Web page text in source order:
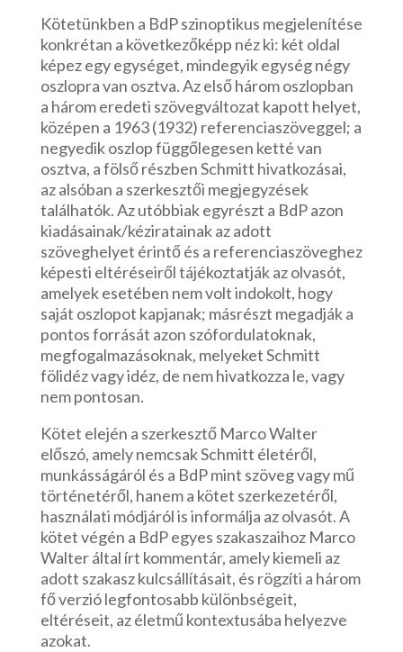
Kötetünkben a BdP szinoptikus megjelenítése
konkrétan a következőképp néz ki: két oldal
képez egy egységet, mindegyik egység négy
oszlopra van osztva. Az első három oszlopban
a három eredeti szövegváltozat kapott helyet,
középen a 1963 (1932) referenciaszöveggel; a
negyedik oszlop függőlegesen ketté van
osztva, a fölső részben Schmitt hivatkozásai,
az alsóban a szerkesztői megjegyzések
találhatók. Az utóbbiak egyrészt a BdP azon
kiadásainak/kéziratainak az adott
szöveghelyet érintő és a referenciaszöveghez
képesti eltéréseiről tájékoztatják az olvasót,
amelyek esetében nem volt indokolt, hogy
saját oszlopot kapjanak; másrészt megadják a
pontos forrását azon szófordulatoknak,
megfogalmazásoknak, melyeket Schmitt
fölidéz vagy idéz, de nem hivatkozza le, vagy
nem pontosan.
Kötet elején a szerkesztő Marco Walter
előszó, amely nemcsak Schmitt életéről,
munkásságáról és a BdP mint szöveg vagy mű
történetéről, hanem a kötet szerkezetéről,
használati módjáról is informálja az olvasót. A
kötet végén a BdP egyes szakaszaihoz Marco
Walter által írt kommentár, amely kiemeli az
adott szakasz kulcsállításait, és rögzíti a három
fő verzió legfontosabb különbségeit,
eltéréseit, az életmű kontextusába helyezve
azokat.